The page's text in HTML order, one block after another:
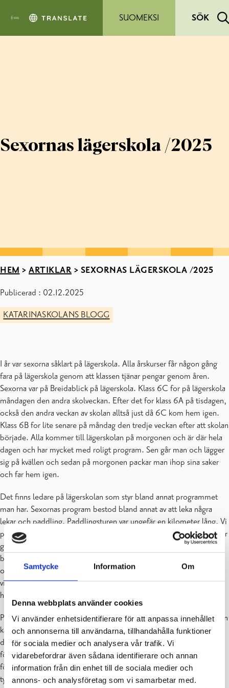
Samtycke Information Om
Denna webbplats använder cookies
Vi använder enhetsidentifierare för att anpassa innehållet
och annonserna till användarna, tillhandahålla funktioner
för sociala medier och analysera vår trafik. Vi
vidarebefordrar även sådana identifierare och annan
information från din enhet till de sociala medier och
annons- och analysföretag som vi samarbetar med.
SUOMEKSI
SÖK
Sexornas lägerskola /2025
HEM > ARTIKLAR > SEXORNAS LÄGERSKOLA /2025
Publicerad : 02.12.2025
KATARINASKOLANS BLOGG
I år var sexorna såklart på lägerskola. Alla årskurser får någon gång
fara på lägerskola genom att klassen tjänar pengar genom åren.
Sexorna var på Breidablick på lägerskola. Klass 6C for på lägerskola
måndagen den andra skolveckan. Efter det for klass 6A på tisdagen,
också den andra veckan av skolan alltså just då 6C kom hem igen.
Klass 6B for lite senare på måndag den tredje veckan efter att skolan
började. Alla kommer till lägerskolan på morgonen och är där hela
dagen och har mycket med roligt program. Sen går man och lägger
sig på kvällen och sedan på morgonen packar man ihop sina saker
och far hem igen.
Det finns ledare på lägerskolan som styr bland annat programmet
man har. Sexornas program bestod bland annat av att leka några
lekar och paddling. Paddlingsturen var ungefär en kilometer lång. Vi
paddlade till en ö som de kallade för ”Afrika”. Det är för att den ser
ganska lik ut som kontinenten Afrika om man tittar uppifrån. Man
blir också serverad god mat där. Mot kvällen kan man bada bastu
och simma, men vattnet var ganska kallt. Eleverna har också fritid
vissa delar av dagen. Vid klockan fem hade man också möjlighet att
ha sin telefon i en halvtimme.
Pojkarna och flickorna hade skilda rum mittemot varandra. Rummen
kallades för djungeln och hajen. Rummen liknar en hall med
dubbelsängar. Man får själv bädda sin egen säng. Det fanns två
föräldrar med. De skulle sova med barnen i varsitt rum. Flera
föräldrar kunde komma med men de for hem till kvällen. Det är
tystnad klockan tio, det betyder att då måste man vara tyst och alla